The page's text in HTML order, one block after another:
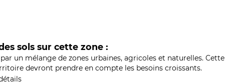
sols sur cette zone :
un mélange de zones urbaines, agricoles et naturelles. Cette
devront prendre en compte les besoins croissants.